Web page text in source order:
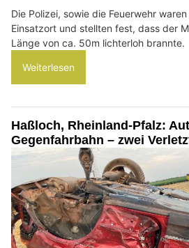
Die Polizei, sowie die Feuerwehr
Einsatzort und stellten fest, dass der
Länge von ca. 50m lichterloh brannte.
Weiterlesen
Haßloch, Rheinland-Pfalz:
Gegenfahrbahn – zwei